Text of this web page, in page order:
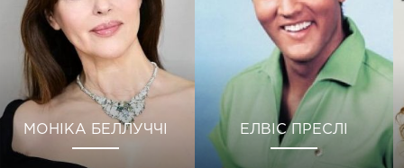
МОНІКА БЕЛЛУЧЧІ ЕЛВІС ПРЕСЛІ